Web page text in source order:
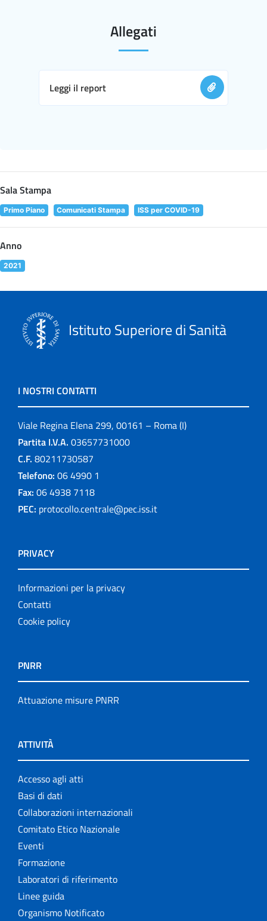
Allegati
Leggi il report
Sala Stampa
Primo Piano Comunicati Stampa ISS per COVID-19
Anno
2021
Istituto Superiore di Sanità
I NOSTRI CONTATTI
Viale Regina Elena 299, 00161 – Roma (I)
Partita I.V.A. 03657731000
C.F. 80211730587
Telefono: 06 4990 1
Fax: 06 4938 7118
PEC: protocollo.centrale@pec.iss.it
PRIVACY
Informazioni per la privacy
Contatti
Cookie policy
PNRR
Attuazione misure PNRR
ATTIVITÀ
Accesso agli atti
Basi di dati
Collaborazioni internazionali
Comitato Etico Nazionale
Eventi
Formazione
Laboratori di riferimento
Linee guida
Organismo Notificato